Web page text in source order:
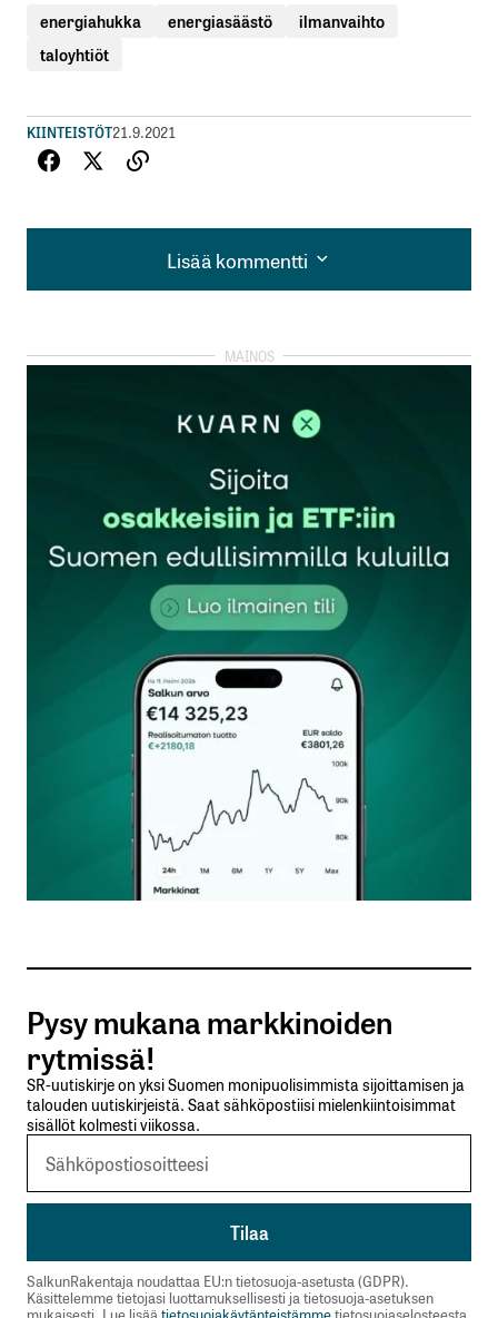
energiahukka energiasäästö
ilmanvaihto
taloyhtiöt
KIINTEISTÖT21.9.2021
Lisää kommentti
Lisää kommentti
kirjautua
rekisteröityä
Sähköpostiosoitettasi ei julkaista.Pakolliset
kentät on merkitty*
Kommentti*
Nimesi tai nimimerkkisi
Sähköpostiosoitteesi
Tilaa SalkunRakentajan uutiskirje
Lähetä kommentti
Pysy mukana markkinoiden
rytmissä!
SR-uutiskirje on yksi Suomen monipuolisimmista sijoittamisen ja
talouden uutiskirjeistä. Saat sähköpostiisi mielenkiintoisimmat
sisällöt kolmesti viikossa.
SalkunRakentaja noudattaa EU:n tietosuoja-asetusta (GDPR).
Käsittelemme tietojasi luottamuksellisesti ja tietosuoja-asetuksen